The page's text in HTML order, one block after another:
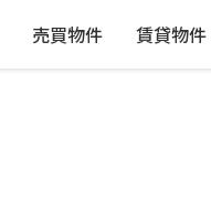
売買物件 賃貸物件